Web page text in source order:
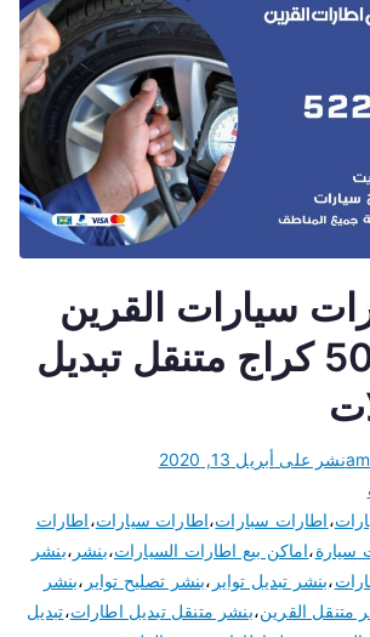
سيارات القرين
50805535 كراج متنقل تبديل
نشر على أبريل 13, 2020
،اطارات سبارات،اطارات سيارات،اطارات
سيارة،اماكن بيع اطارات السيارات،بنشر ،بنشر
،بنشر تبديل تواير ،بنشر تصليح تواير ،بنشر
متنقل القرين،بنشر متنقل تبديل اطارات،تبديل